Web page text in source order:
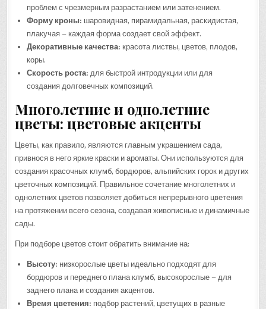
проблем с чрезмерным разрастанием или затенением.
Форму кроны: шаровидная, пирамидальная, раскидистая,
плакучая – каждая форма создает свой эффект.
Декоративные качества: красота листвы, цветов, плодов,
коры.
Скорость роста: для быстрой интродукции или для
создания долговечных композиций.
Многолетние и однолетние
цветы: цветовые акценты
Цветы, как правило, являются главным украшением сада,
привнося в него яркие краски и ароматы. Они используются для
создания красочных клумб, бордюров, альпийских горок и других
цветочных композиций. Правильное сочетание многолетних и
однолетних цветов позволяет добиться непрерывного цветения
на протяжении всего сезона, создавая живописные и динамичные
сады.
При подборе цветов стоит обратить внимание на:
Высоту: низкорослые цветы идеально подходят для
бордюров и переднего плана клумб, высокорослые – для
заднего плана и создания акцентов.
Время цветения: подбор растений, цветущих в разные